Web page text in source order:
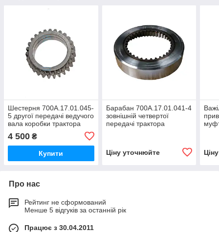
Шестерня 700А.17.01.045-
5 другої передачі ведучого
вала коробки трактора
700А,К 701
4 500 ₴
Купити
Барабан 700А.17.01.041-4
зовнішній четвертої
передачі трактора
Ціну уточнюйте
Про нас
Рейтинг не сформований
Менше 5 відгуків за останній рік
Працює з 30.04.2011